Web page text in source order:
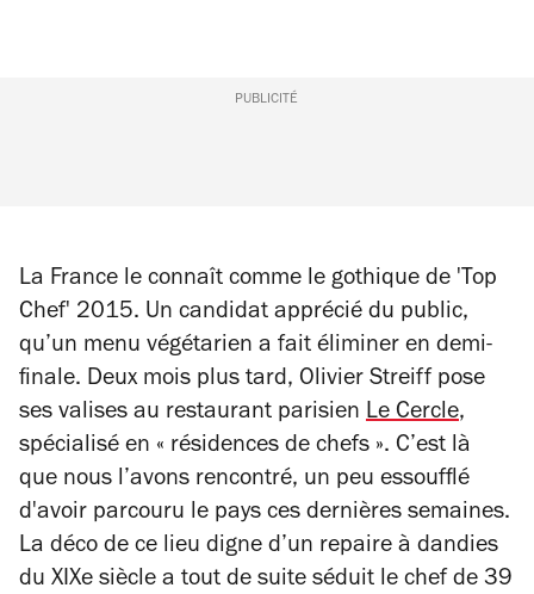
PUBLICITÉ
La France le connaît comme le gothique de 'Top
Chef' 2015. Un candidat apprécié du public,
qu’un menu végétarien a fait éliminer en demi-
finale. Deux mois plus tard, Olivier Streiff pose
ses valises au restaurant parisien Le Cercle,
spécialisé en « résidences de chefs ». C’est là
que nous l’avons rencontré, un peu essoufflé
d'avoir parcouru le pays ces dernières semaines.
La déco de ce lieu digne d’un repaire à dandies
du XIXe siècle a tout de suite séduit le chef de 39